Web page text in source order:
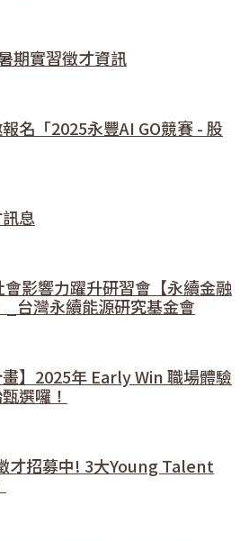
期實習徵才資訊
名「2025永豐AI GO競賽 - 股
息
影響力躍升研習會【永續金融
_台灣永續能源研究基金會
畫】2025年 Early Win 職場體驗
選囉！
才招募中! 3大Young Talent